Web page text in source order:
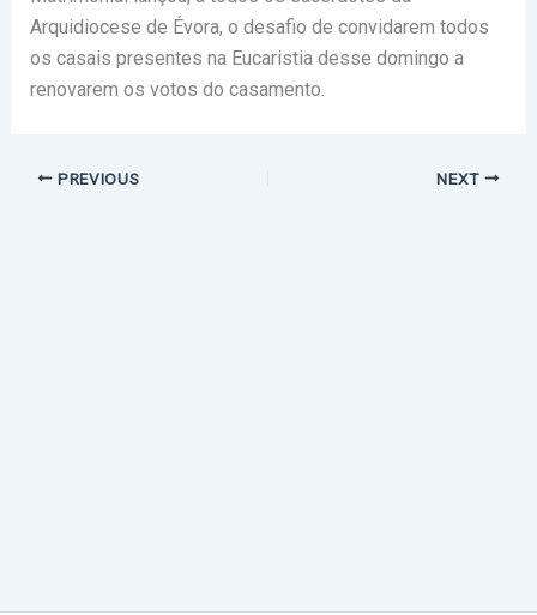
Arquidiocese de Évora, o desafio de convidarem todos
os casais presentes na Eucaristia desse domingo a
renovarem os votos do casamento.
PREVIOUS NEXT